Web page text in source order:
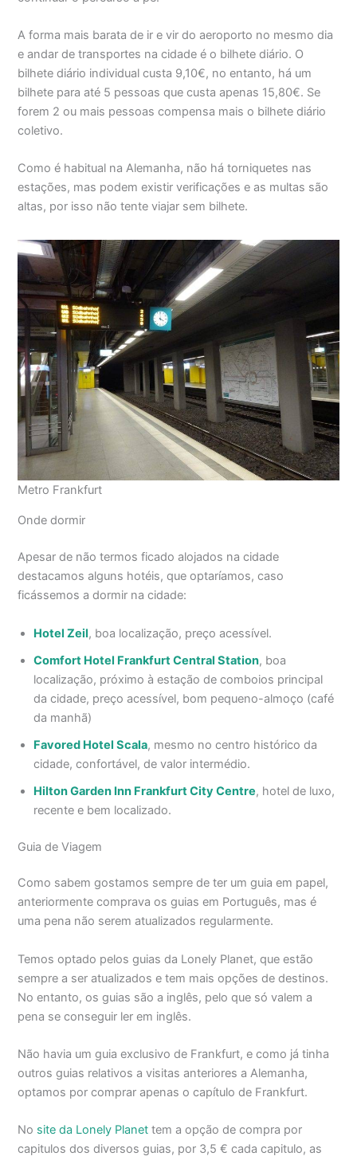
A forma mais barata de ir e vir do aeroporto no mesmo dia
e andar de transportes na cidade é o bilhete diário. O
bilhete diário individual custa 9,10€, no entanto, há um
bilhete para até 5 pessoas que custa apenas 15,80€. Se
forem 2 ou mais pessoas compensa mais o bilhete diário
coletivo.
Como é habitual na Alemanha, não há torniquetes nas
estações, mas podem existir verificações e as multas são
altas, por isso não tente viajar sem bilhete.
Metro Frankfurt
Onde dormir
Apesar de não termos ficado alojados na cidade
destacamos alguns hotéis, que optaríamos, caso
ficássemos a dormir na cidade:
Hotel Zeil, boa localização, preço acessível.
Comfort Hotel Frankfurt Central Station, boa
localização, próximo à estação de comboios principal
da cidade, preço acessível, bom pequeno-almoço (café
da manhã)
Favored Hotel Scala, mesmo no centro histórico da
cidade, confortável, de valor intermédio.
Hilton Garden Inn Frankfurt City Centre, hotel de luxo,
recente e bem localizado.
Guia de Viagem
Como sabem gostamos sempre de ter um guia em papel,
anteriormente comprava os guias em Português, mas é
uma pena não serem atualizados regularmente.
Temos optado pelos guias da Lonely Planet, que estão
sempre a ser atualizados e tem mais opções de destinos.
No entanto, os guias são a inglês, pelo que só valem a
pena se conseguir ler em inglês.
Não havia um guia exclusivo de Frankfurt, e como já tinha
outros guias relativos a visitas anteriores a Alemanha,
optamos por comprar apenas o capítulo de Frankfurt.
No site da Lonely Planet tem a opção de compra por
capitulos dos diversos guias, por 3,5 € cada capitulo, as